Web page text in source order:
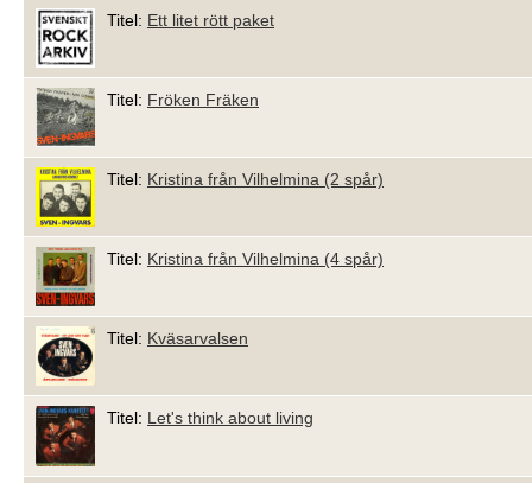
Titel: Ett litet rött paket
Titel: Fröken Fräken
Titel: Kristina från Vilhelmina (2 spår)
Titel: Kristina från Vilhelmina (4 spår)
Titel: Kväsarvalsen
Titel: Let's think about living